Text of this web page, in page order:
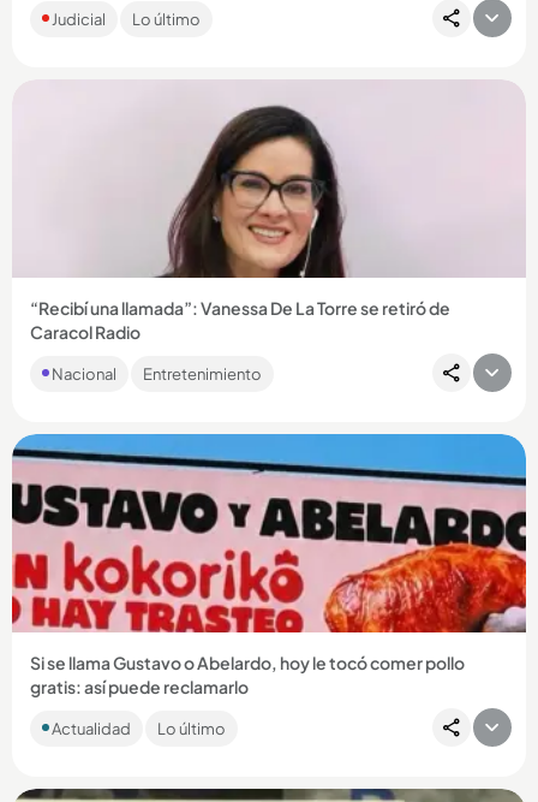
secuestrado por miembros del grupo El Mesa. Se investiga si
Judicial Lo último
Compartir Noticia
“Recibí una llamada”: Vanessa De La Torre se retiró de
Caracol Radio
periodista caleña contó que aceptó una oferta que cambiará
Nacional Entretenimiento
Compartir Noticia
Si se llama Gustavo o Abelardo, hoy le tocó comer pollo
gratis: así puede reclamarlo
para ocupar la Casa de Nariño, una marca decidió ponerle
Actualidad Lo último